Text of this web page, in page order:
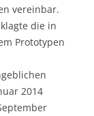
vereinbar.
die in
Prototypen
2014